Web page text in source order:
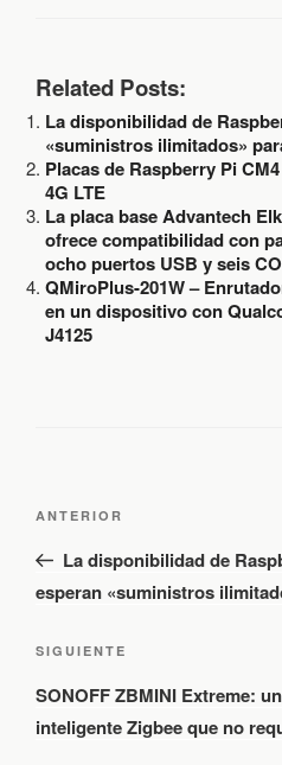
S
S
Related Posts:
La disponibilidad de
«suministros ilimitados»
Placas de Raspberry Pi
4G LTE
La placa base Advantech
ofrece compatibilidad con
ocho puertos USB y seis
QMiroPlus-201W –
en un dispositivo con
J4125
a
e
g
c
ó
n
E
a
a
a
ANTERIOR
La disponibilidad de
esperan «suministros
S
SIGUIENTE
SONOFF ZBMINI Extreme:
inteligente Zigbee que no